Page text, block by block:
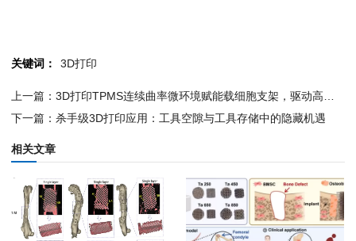
关键词： 3D打印
下一篇：杀手级3D打印应用：工具空隙与工具存储中的隐藏机遇
相关文章